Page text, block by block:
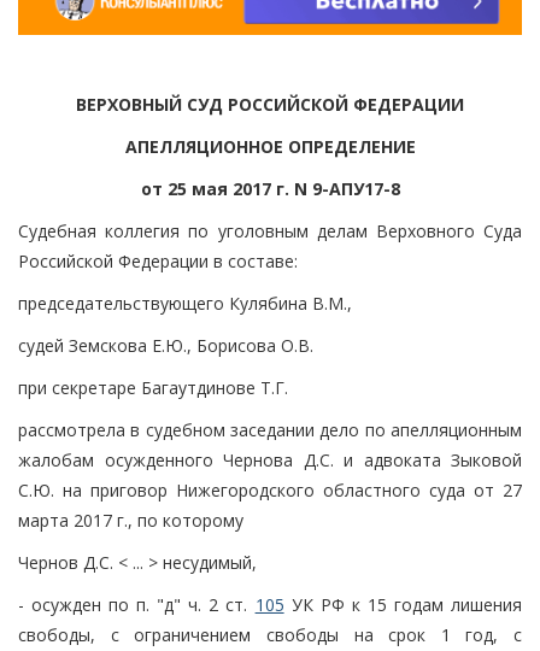
ВЕРХОВНЫЙ СУД РОССИЙСКОЙ ФЕДЕРАЦИИ
АПЕЛЛЯЦИОННОЕ ОПРЕДЕЛЕНИЕ
от 25 мая 2017 г. N 9-АПУ17-8
Судебная коллегия по уголовным делам Верховного Суда
Российской Федерации в составе:
председательствующего Кулябина В.М.,
судей Земскова Е.Ю., Борисова О.В.
при секретаре Багаутдинове Т.Г.
рассмотрела в судебном заседании дело по апелляционным
жалобам осужденного Чернова Д.С. и адвоката Зыковой
С.Ю. на приговор Нижегородского областного суда от 27
марта 2017 г., по которому
Чернов Д.С. < ... > несудимый,
- осужден по п. "д" ч. 2 ст. 105 УК РФ к 15 годам лишения
свободы, с ограничением свободы на срок 1 год, с